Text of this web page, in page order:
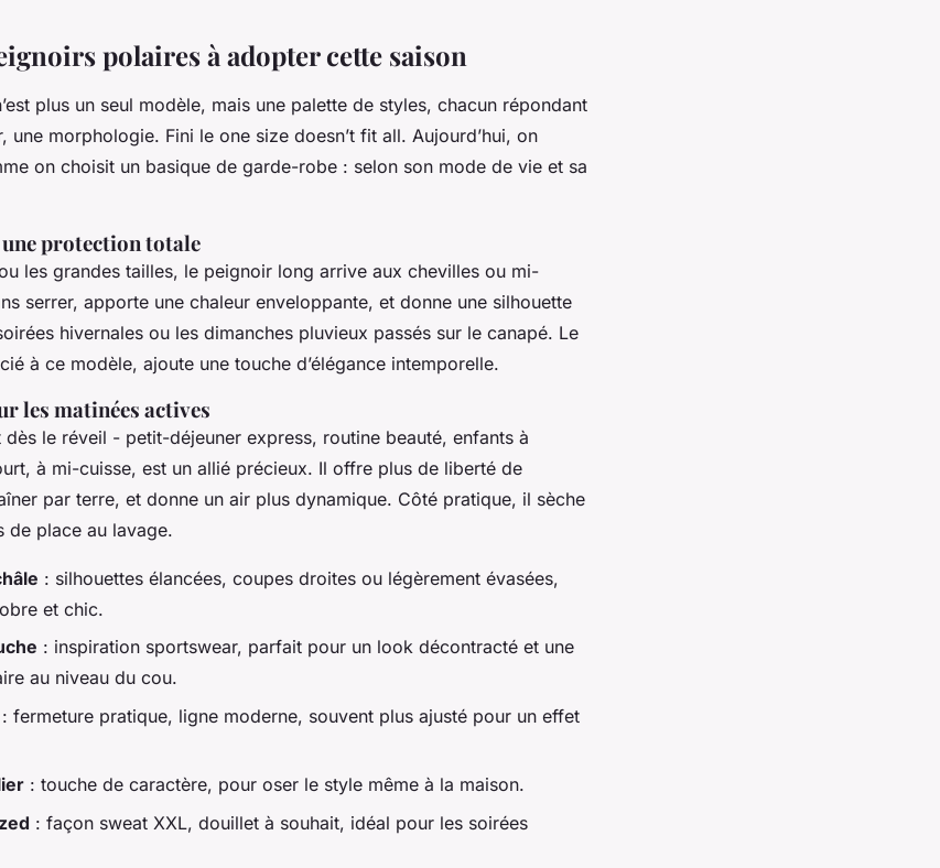
polaires à adopter cette saison
plus un seul modèle, mais une palette de styles, chacun répondant
une morphologie. Fini le one size doesn’t fit all. Aujourd’hui, on
on choisit un basique de garde-robe : selon son mode de vie et sa
protection totale
les grandes tailles, le peignoir long arrive aux chevilles ou mi-
serrer, apporte une chaleur enveloppante, et donne une silhouette
hivernales ou les dimanches pluvieux passés sur le canapé. Le
à ce modèle, ajoute une touche d’élégance intemporelle.
les matinées actives
le réveil - petit-déjeuner express, routine beauté, enfants à
à mi-cuisse, est un allié précieux. Il offre plus de liberté de
par terre, et donne un air plus dynamique. Côté pratique, il sèche
de place au lavage.
: silhouettes élancées, coupes droites ou légèrement évasées,
et chic.
: inspiration sportswear, parfait pour un look décontracté et une
au niveau du cou.
: fermeture pratique, ligne moderne, souvent plus ajusté pour un effet
: touche de caractère, pour oser le style même à la maison.
: façon sweat XXL, douillet à souhait, idéal pour les soirées